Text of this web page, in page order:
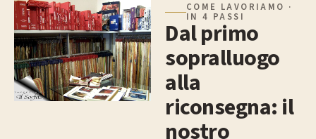
COME LAVORIAMO ·
IN 4 PASSI
Dal primo
sopralluogo
alla
riconsegna: il
nostro